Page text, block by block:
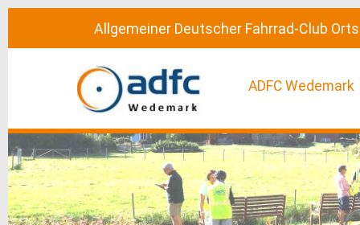
Allgemeiner Deutscher Fahrrad-Club
ADFC Wedemark